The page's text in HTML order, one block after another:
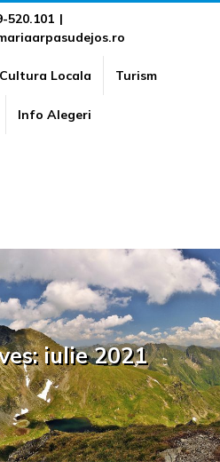
520.101 |
Cultura Locala Turism
Info Alegeri
iulie 2021